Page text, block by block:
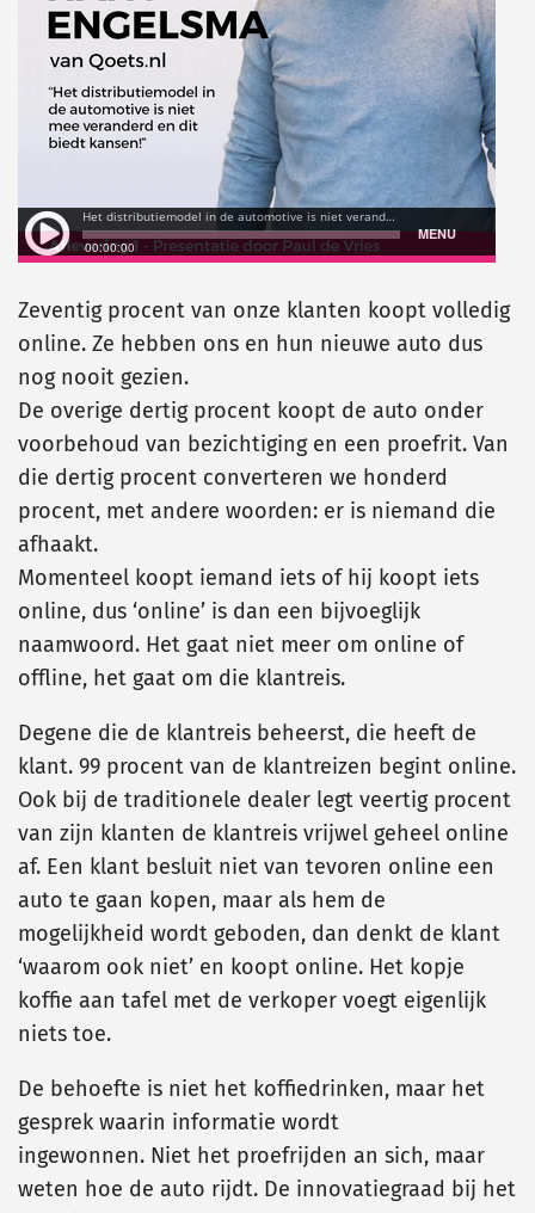
Zeventig procent van onze klanten koopt volledig
online. Ze hebben ons en hun nieuwe auto dus
nog nooit gezien.
De overige dertig procent koopt de auto onder
voorbehoud van bezichtiging en een proefrit. Van
die dertig procent converteren we honderd
procent, met andere woorden: er is niemand die
afhaakt.
Momenteel koopt iemand iets of hij koopt iets
online, dus ‘online’ is dan een bijvoeglijk
naamwoord. Het gaat niet meer om online of
offline, het gaat om die klantreis.
Degene die de klantreis beheerst, die heeft de
klant. 99 procent van de klantreizen begint online.
Ook bij de traditionele dealer legt veertig procent
van zijn klanten de klantreis vrijwel geheel online
af. Een klant besluit niet van tevoren online een
auto te gaan kopen, maar als hem de
mogelijkheid wordt geboden, dan denkt de klant
‘waarom ook niet’ en koopt online. Het kopje
koffie aan tafel met de verkoper voegt eigenlijk
niets toe.
De behoefte is niet het koffiedrinken, maar het
gesprek waarin informatie wordt
ingewonnen. Niet het proefrijden an sich, maar
weten hoe de auto rijdt. De innovatiegraad bij het